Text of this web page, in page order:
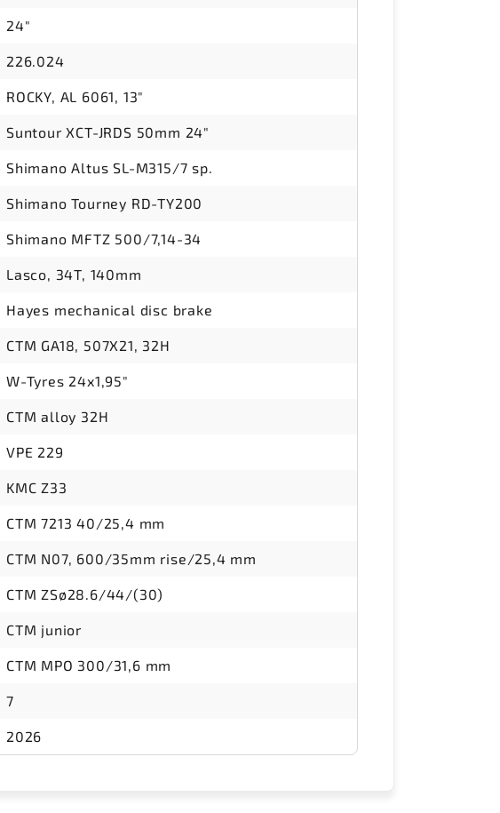
24"
226.024
ROCKY, AL 6061, 13"
Suntour XCT-JRDS 50mm 24"
Shimano Altus SL-M315/7 sp.
Shimano Tourney RD-TY200
Shimano MFTZ 500/7,14-34
Lasco, 34T, 140mm
Hayes mechanical disc brake
CTM GA18, 507X21, 32H
W-Tyres 24x1,95"
CTM alloy 32H
VPE 229
KMC Z33
CTM 7213 40/25,4 mm
CTM N07, 600/35mm rise/25,4 mm
CTM ZSø28.6/44/(30)
CTM junior
CTM MPO 300/31,6 mm
7
2026